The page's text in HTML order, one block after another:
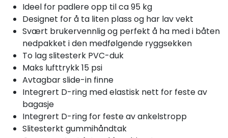
Ideel for padlere opp til ca 95 kg
Designet for å ta liten plass og har lav vekt
Svært brukervennlig og perfekt å ha med i båten
nedpakket i den medfølgende ryggsekken
To lag slitesterk PVC-duk
Maks lufttrykk 15 psi
Avtagbar slide-in finne
Integrert D-ring med elastisk nett for feste av
bagasje
Integrert D-ring for feste av ankelstropp
Slitesterkt gummihåndtak